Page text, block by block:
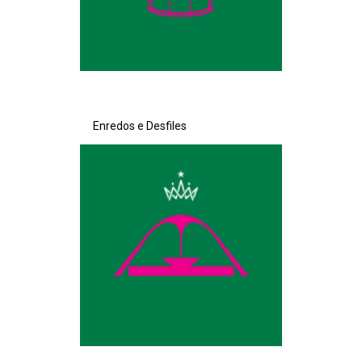
Enredos e Desfiles